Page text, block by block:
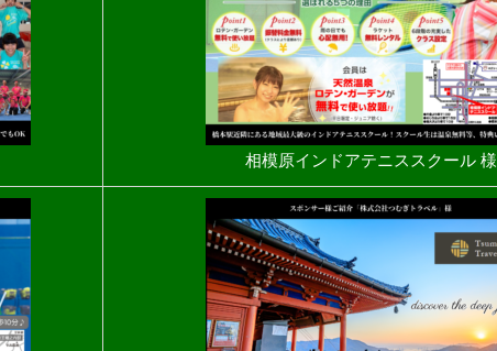
相模原インドアテニススクール 様